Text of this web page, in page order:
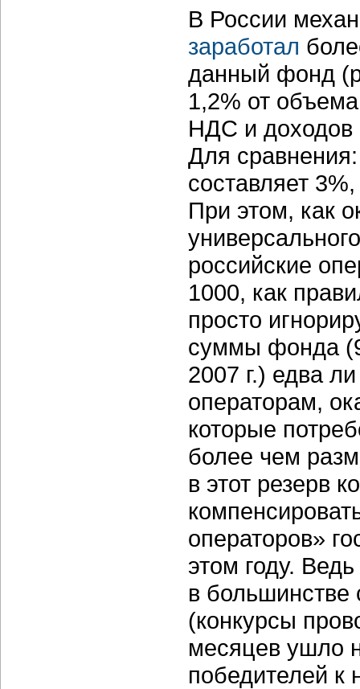
В России
заработал
данный фонд
1,2% от
НДС и доходов
Для
составляет
При этом, как
российские
1000, как
просто
суммы фонда
2007 г.) едва
операторам,
которые
более чем
в этот резерв
операторов»
этом году.
в большинстве
(конкурсы
месяцев ушло
победителей к